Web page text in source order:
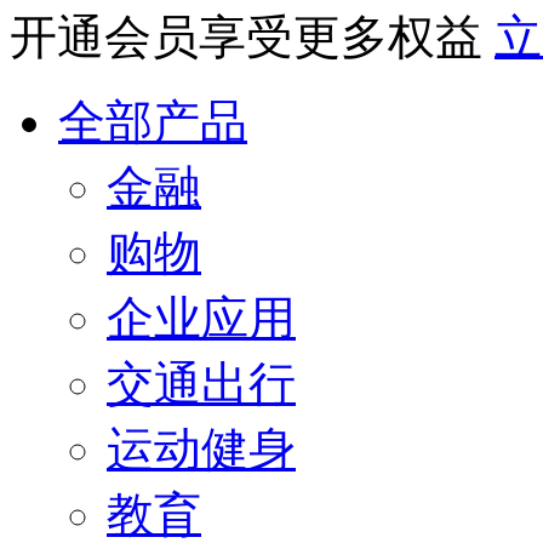
开通会员享受更多权益
全部产品
金融
购物
企业应用
交通出行
运动健身
教育